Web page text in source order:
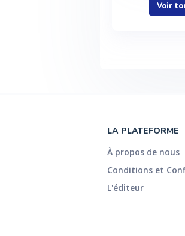
Voir
LA PLATEFORME
À propos de nous
Conditions et
L'éditeur